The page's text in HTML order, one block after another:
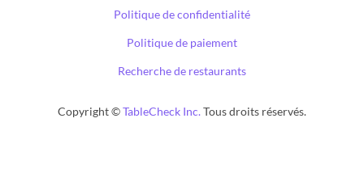
Politique de confidentialité
Politique de paiement
Recherche de restaurants
Copyright ©TableCheck Inc.Tous droits réservés.